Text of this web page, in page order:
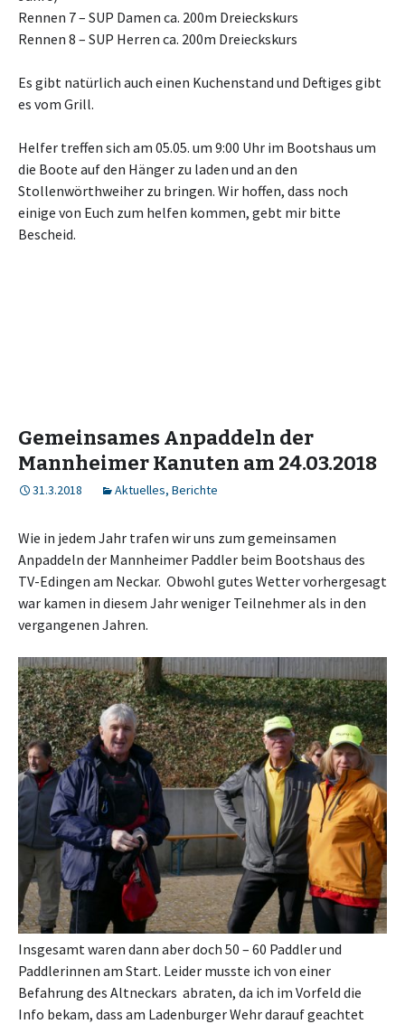
Rennen 7 – SUP Damen ca. 200m Dreieckskurs
Rennen 8 – SUP Herren ca. 200m Dreieckskurs
Es gibt natürlich auch einen Kuchenstand und Deftiges gibt
es vom Grill.
Helfer treffen sich am 05.05. um 9:00 Uhr im Bootshaus um
die Boote auf den Hänger zu laden und an den
Stollenwörthweiher zu bringen. Wir hoffen, dass noch
einige von Euch zum helfen kommen, gebt mir bitte
Bescheid.
Gemeinsames Anpaddeln der
Mannheimer Kanuten am 24.03.2018
31.3.2018 Aktuelles, Berichte
Wie in jedem Jahr trafen wir uns zum gemeinsamen
Anpaddeln der Mannheimer Paddler beim Bootshaus des
TV-Edingen am Neckar. Obwohl gutes Wetter vorhergesagt
war kamen in diesem Jahr weniger Teilnehmer als in den
vergangenen Jahren.
Insgesamt waren dann aber doch 50 – 60 Paddler und
Paddlerinnen am Start. Leider musste ich von einer
Befahrung des Altneckars abraten, da ich im Vorfeld die
Info bekam, dass am Ladenburger Wehr darauf geachtet